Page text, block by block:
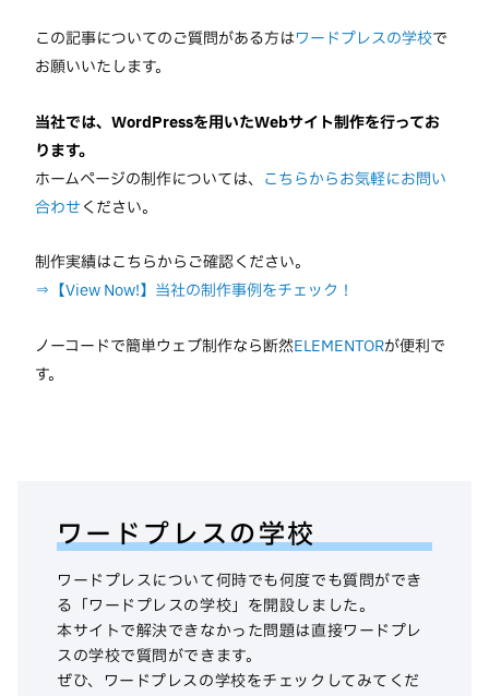
この記事についてのご質問がある方はワードプレスの学校で
お願いいたします。
当社では、WordPressを用いたWebサイト制作を行ってお
ります。
ホームページの制作については、 こちらからお気軽にお問い
合わせください。
制作実績はこちらからご確認ください。
⇒【View Now!】当社の制作事例をチェック！
ノーコードで簡単ウェブ制作なら断然ELEMENTORが便利で
す。
ワードプレスの学校
ワードプレスについて何時でも何度でも質問ができ
る「ワードプレスの学校」を開設しました。
本サイトで解決できなかった問題は直接ワードプレ
スの学校で質問ができます。
ぜひ、ワードプレスの学校をチェックしてみてくだ